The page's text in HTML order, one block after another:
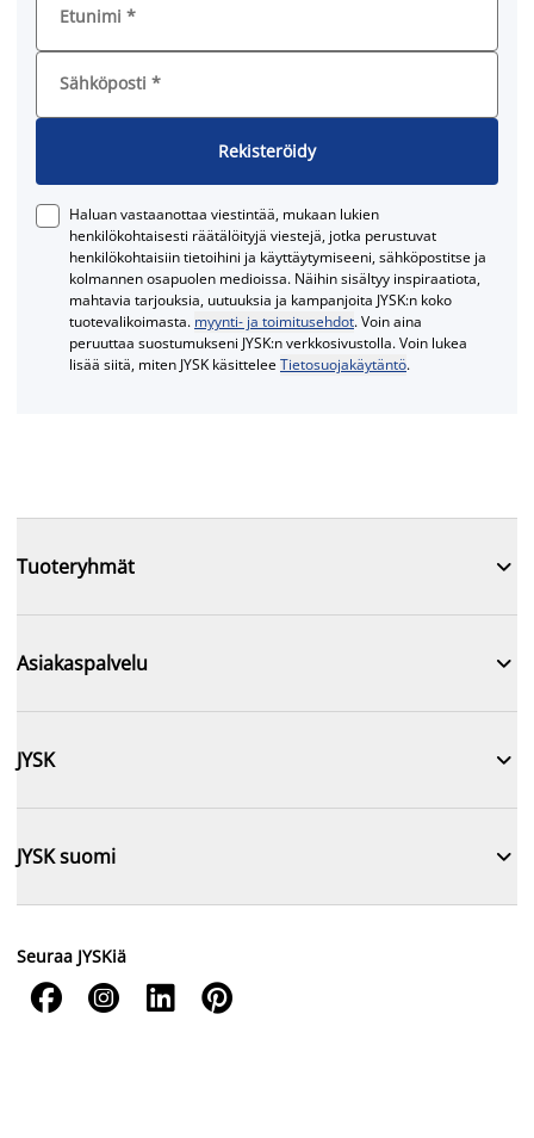
Etunimi *
Sähköposti *
Rekisteröidy
Haluan vastaanottaa viestintää, mukaan lukien
henkilökohtaisesti räätälöityjä viestejä, jotka perustuvat
henkilökohtaisiin tietoihini ja käyttäytymiseeni, sähköpostitse ja
kolmannen osapuolen medioissa. Näihin sisältyy inspiraatiota,
mahtavia tarjouksia, uutuuksia ja kampanjoita JYSK:n koko
tuotevalikoimasta. myynti- ja toimitusehdot. Voin aina
peruuttaa suostumukseni JYSK:n verkkosivustolla. Voin lukea
lisää siitä, miten JYSK käsitteleeTietosuojakäytäntö.
Tuoteryhmät 
Asiakaspalvelu 
JYSK 
JYSK suomi 
Seuraa JYSKiä
   